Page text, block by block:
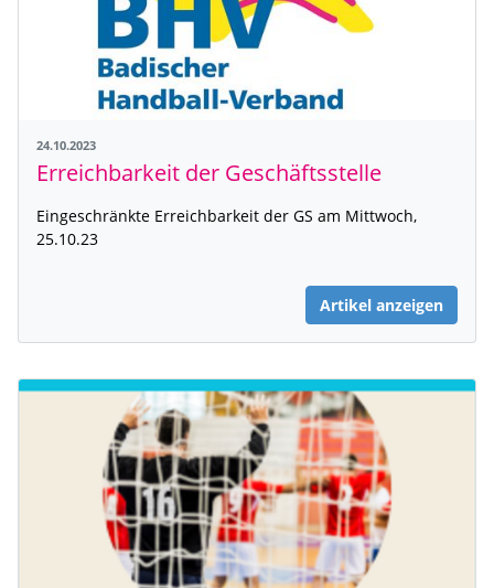
24.10.2023
Erreichbarkeit der Geschäftsstelle
Eingeschränkte Erreichbarkeit der GS am Mittwoch,
25.10.23
Artikel anzeigen